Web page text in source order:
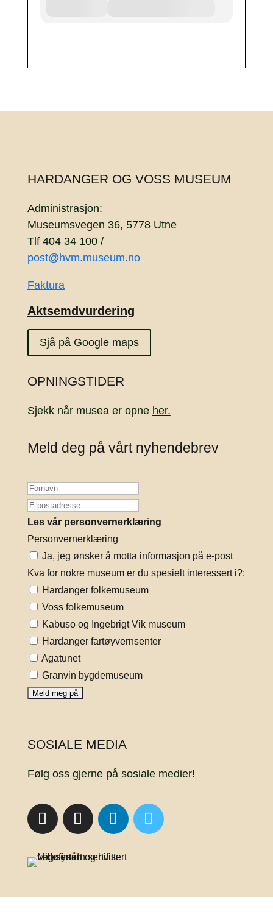
HARDANGER OG VOSS MUSEUM
Administrasjon:
Museumsvegen 36, 5778 Utne
Tlf 404 34 100 /
post@hvm.museum.no
Faktura
Aktsemdvurdering
Sjå på Google maps
OPNINGSTIDER
Sjekk når musea er opne her.
Meld deg på vårt nyhendebrev
Les vår personvernerklæring
Personvernerklæring
Ja, jeg ønsker å motta informasjon på e-post
Kva for nokre museum er du spesielt interessert i?:
Hardanger folkemuseum
Voss folkemuseum
Kabuso og Ingebrigt Vik museum
Hardanger fartøyvernsenter
Agatunet
Granvin bygdemuseum
SOSIALE MEDIA
Følg oss gjerne på sosiale medier!